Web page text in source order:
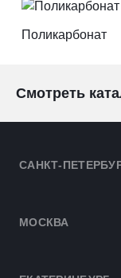
Поликарбонат
Смотреть
САНКТ-
МОСКВА